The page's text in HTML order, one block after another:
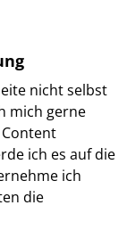
nicht selbst
mich gerne
ich es auf die
ich
die